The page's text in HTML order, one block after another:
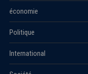
économie
Politique
International